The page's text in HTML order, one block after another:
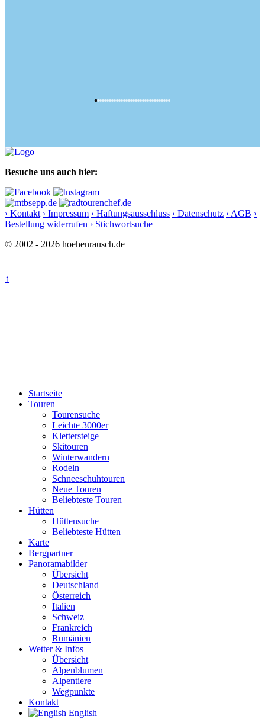
Besuche uns auch hier:
› Kontakt › Impressum › Haftungsausschluss › Datenschutz › AGB ›
Bestellung widerrufen › Stichwortsuche
© 2002 - 2026 hoehenrausch.de
↑
Startseite
Touren
Tourensuche
Leichte 3000er
Klettersteige
Skitouren
Winterwandern
Rodeln
Schneeschuhtouren
Neue Touren
Beliebteste Touren
Hütten
Hüttensuche
Beliebteste Hütten
Karte
Bergpartner
Panoramabilder
Übersicht
Deutschland
Österreich
Italien
Schweiz
Frankreich
Rumänien
Wetter & Infos
Übersicht
Alpenblumen
Alpentiere
Wegpunkte
Kontakt
English